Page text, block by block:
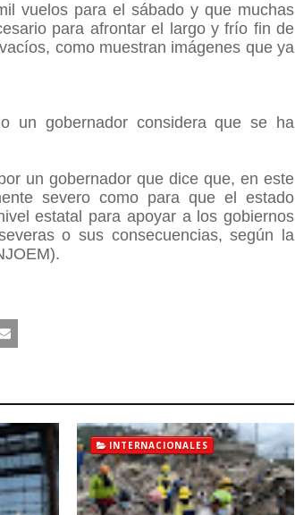
vuelos para el sábado y que muchas
para afrontar el largo y frío fin de
como muestran imágenes que ya
un gobernador considera que se ha
un gobernador que dice que, en este
severo como para que el estado
estatal para apoyar a los gobiernos
o sus consecuencias, según la
INTERNACIONALES